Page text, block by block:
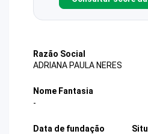
Razão Social
ADRIANA PAULA NERES
Nome Fantasia
-
Data de fundação